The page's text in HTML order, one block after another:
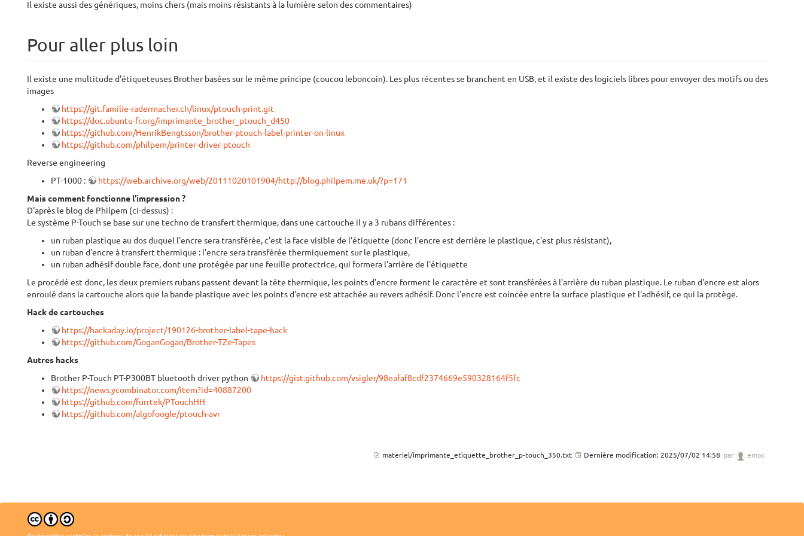
Il existe aussi des génériques, moins chers (mais moins résistants à la lumière selon des commentaires)
Pour aller plus loin
Il existe une multitude d'étiqueteuses Brother basées sur le même principe (coucou leboncoin). Les plus récentes se branchent en USB, et il existe des logiciels libres pour envoyer des motifs ou des
images
https://git.familie-radermacher.ch/linux/ptouch-print.git
https://doc.ubuntu-fr.org/imprimante_brother_ptouch_d450
https://github.com/HenrikBengtsson/brother-ptouch-label-printer-on-linux
https://github.com/philpem/printer-driver-ptouch
Reverse engineering
PT-1000 :
https://web.archive.org/web/20111020101904/http://blog.philpem.me.uk/?p=171
Mais comment fonctionne l'impression ?
D'après le blog de Philpem (ci-dessus) :
Le système P-Touch se base sur une techno de transfert thermique, dans une cartouche il y a 3 rubans différentes :
un ruban plastique au dos duquel l'encre sera transférée, c'est la face visible de l'étiquette (donc l'encre est derrière le plastique, c'est plus résistant),
un ruban d'encre à transfert thermique : l'encre sera transférée thermiquement sur le plastique,
un ruban adhésif double face, dont une protégée par une feuille protectrice, qui formera l'arrière de l'étiquette
Le procédé est donc, les deux premiers rubans passent devant la tête thermique, les points d'encre forment le caractère et sont transférées à l'arrière du ruban plastique. Le ruban d'encre est alors
enroulé dans la cartouche alors que la bande plastique avec les points d'encre est attachée au revers adhésif. Donc l'encre est coincée entre la surface plastique et l'adhésif, ce qui la protège.
Hack de cartouches
https://hackaday.io/project/190126-brother-label-tape-hack
https://github.com/GoganGogan/Brother-TZe-Tapes
Autres hacks
Brother P-Touch PT-P300BT bluetooth driver python
https://gist.github.com/vsigler/98eafaf8cdf2374669e590328164f5fc
https://news.ycombinator.com/item?id=40887200
https://github.com/furrtek/PTouchHH
https://github.com/algofoogle/ptouch-avr
materiel/imprimante_etiquette_brother_p-touch_350.txt Dernière modification: 2025/07/02 14:58 par emoc